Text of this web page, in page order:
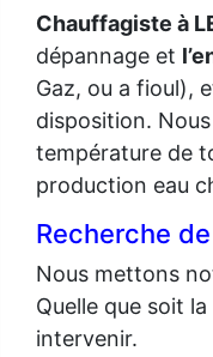
Chauffagiste à
dépannage et
Gaz, ou a fioul),
disposition.
température de
production eau
Recherche
Nous mettons
Quelle que soit
intervenir.